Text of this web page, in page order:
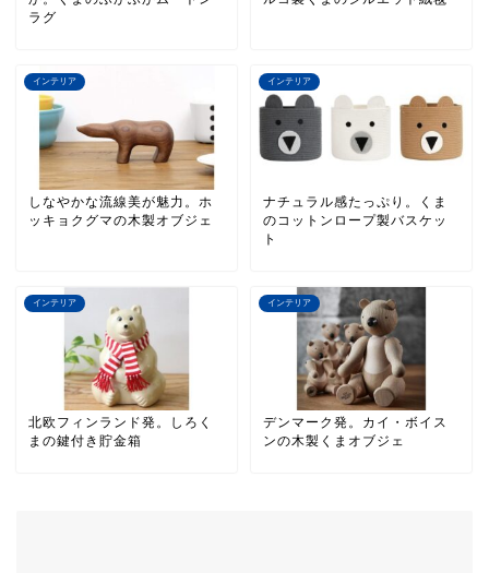
ラグ
インテリア
しなやかな流線美が魅力。ホ
ッキョクグマの木製オブジェ
インテリア
ナチュラル感たっぷり。くま
のコットンロープ製バスケッ
ト
インテリア
北欧フィンランド発。しろく
まの鍵付き貯金箱
インテリア
デンマーク発。カイ・ボイス
ンの木製くまオブジェ